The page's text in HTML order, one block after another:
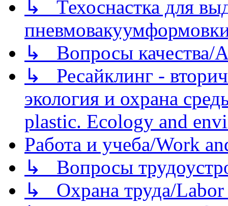
↳ Техоснастка для
↳ Вопросы качества/
↳ Ресайклинг -
экология и охрана
plastic. Ecology and
Работа и учеба/Work
↳ Вопросы
↳ Охрана труда/Labor